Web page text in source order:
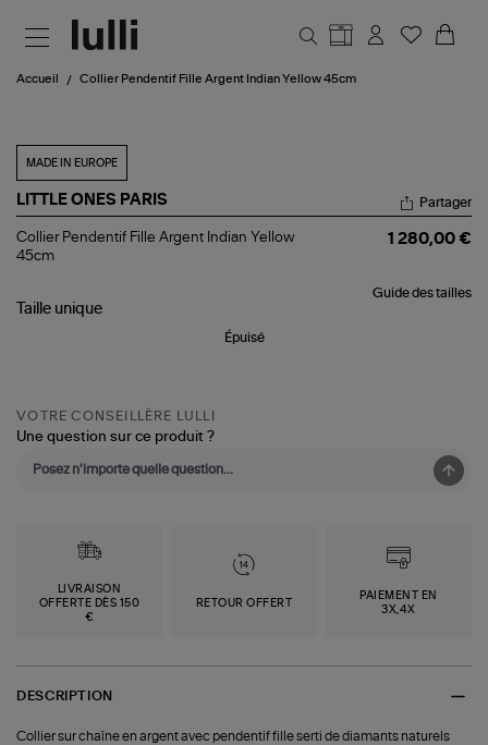
Accueil Collier Pendentif Fille Argent Indian Yellow 45cm
MADE IN EUROPE
LITTLE ONES PARIS
Collier
Pendentif
Indian
Partager
Collier Pendentif Fille Argent Indian Yellow
45cm
1 280,00 €
Guide des tailles
Taille unique
Épuisé
VOTRE CONSEILLÈRE LULLI
Une question sur ce produit ?
LIVRAISON
OFFERTE DÈS 150
€
RETOUR OFFERT
PAIEMENT EN
3X,4X
DESCRIPTION
Collier sur chaîne en argent avec pendentif fille serti de diamants naturels